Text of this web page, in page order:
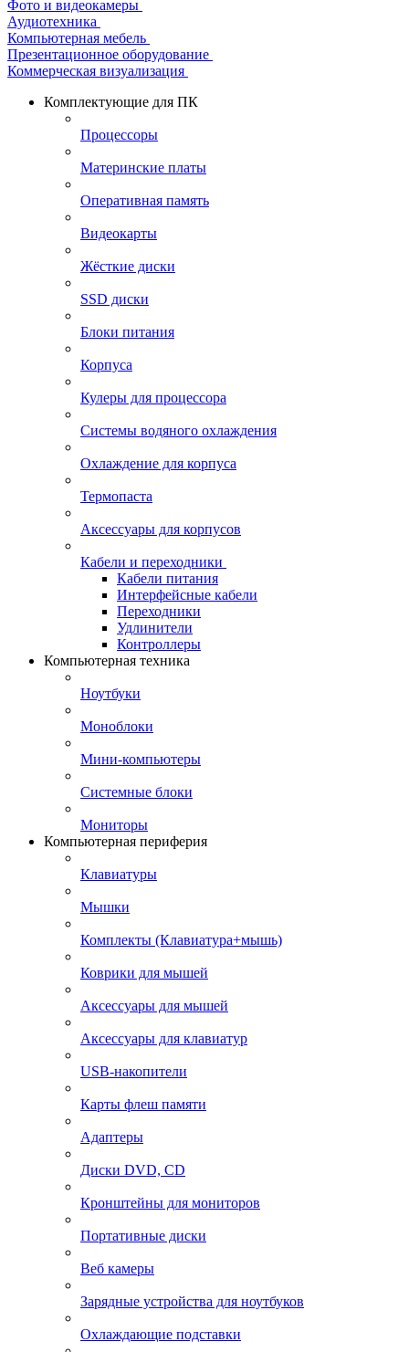
Фото и видеокамеры
Аудиотехника
Компьютерная мебель
Презентационное оборудование
Коммерческая визуализация
Комплектующие для ПК
Процессоры
Материнские платы
Оперативная память
Видеокарты
Жёсткие диски
SSD диски
Блоки питания
Корпуса
Кулеры для процессора
Системы водяного охлаждения
Охлаждение для корпуса
Термопаста
Аксессуары для корпусов
Кабели и переходники
Кабели питания
Интерфейсные кабели
Переходники
Удлинители
Контроллеры
Компьютерная техника
Ноутбуки
Моноблоки
Мини-компьютеры
Системные блоки
Мониторы
Компьютерная периферия
Клавиатуры
Мышки
Комплекты (Клавиатура+мышь)
Коврики для мышей
Аксессуары для мышей
Аксессуары для клавиатур
USB-накопители
Карты флеш памяти
Адаптеры
Диски DVD, CD
Кронштейны для мониторов
Портативные диски
Веб камеры
Зарядные устройства для ноутбуков
Охлаждающие подставки